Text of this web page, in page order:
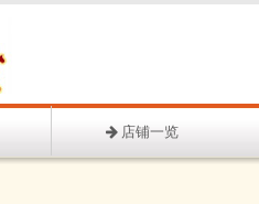
店铺一览